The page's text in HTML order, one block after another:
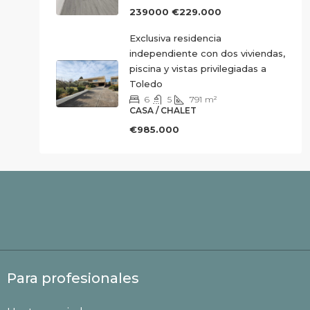
239000 €229.000
Exclusiva residencia
independiente con dos viviendas,
piscina y vistas privilegiadas a
Toledo
6 5 791 m²
CASA / CHALET
€985.000
Para profesionales